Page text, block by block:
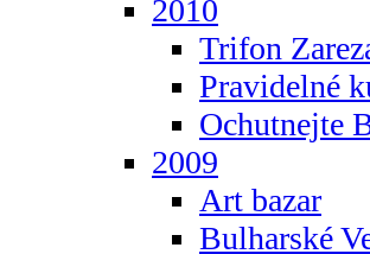
2010
Trifon
Pravidelné
Ochutnejte
2009
Art bazar
Bulharské